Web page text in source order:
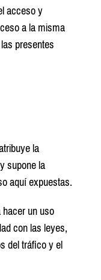
acceso y
a la misma
presentes
la
supone la
aquí expuestas.
un uso
con las leyes,
del tráfico y el